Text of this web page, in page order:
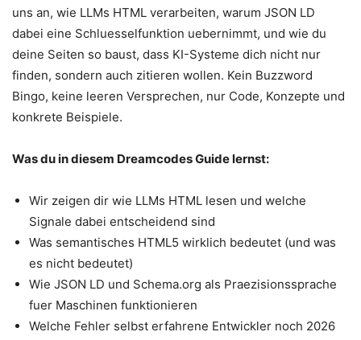
uns an, wie LLMs HTML verarbeiten, warum JSON LD
dabei eine Schluesselfunktion uebernimmt, und wie du
deine Seiten so baust, dass KI-Systeme dich nicht nur
finden, sondern auch zitieren wollen. Kein Buzzword
Bingo, keine leeren Versprechen, nur Code, Konzepte und
konkrete Beispiele.
Was du in diesem Dreamcodes Guide lernst:
Wir zeigen dir wie LLMs HTML lesen und welche
Signale dabei entscheidend sind
Was semantisches HTML5 wirklich bedeutet (und was
es nicht bedeutet)
Wie JSON LD und Schema.org als Praezisionssprache
fuer Maschinen funktionieren
Welche Fehler selbst erfahrene Entwickler noch 2026